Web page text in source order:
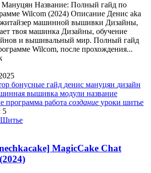
Название: Полный гайд по
Wilcom (2024) Описание Денис aka
машинной вышивки Дизайны,
твоя машинка Дизайны, обучение
и вышивальный мир. Полный гайд
Wilcom, после прохождения...
бонусные гайд денис мануцян дизайн
вышивка модули название
программа работа создание уроки шитье
5
Шитье
MagicCake Chat